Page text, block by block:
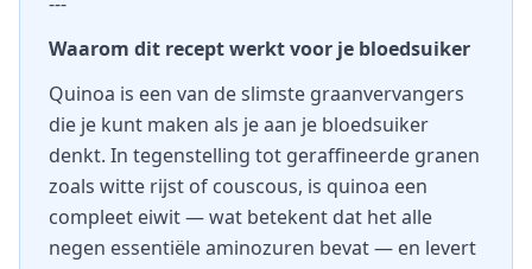
Waarom dit recept werkt voor je bloedsuiker
Quinoa is een van de slimste graanvervangers
die je kunt maken als je aan je bloedsuiker
denkt. In tegenstelling tot geraffineerde granen
zoals witte rijst of couscous, is quinoa een
compleet eiwit — wat betekent dat het alle
negen essentiële aminozuren bevat — en levert